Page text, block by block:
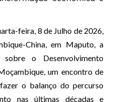
feira, 8 de Julho de 2026,
China, em Maputo, a
sobre o Desenvolvimento
um encontro de
o balanço do percurso
nas últimas décadas e